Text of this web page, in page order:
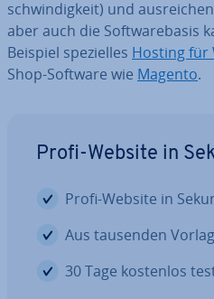
schwin­dig­keit) und
aber auch die Soft­ware­ba­sis
Beispiel spe­zi­el­les Hosting für
Shop-Software wie Magento.
Profi-Website in
Profi-Website in
Aus tausenden
30 Tage kostenlos